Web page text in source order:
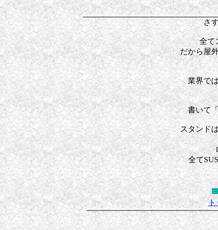
さ
全て
だから屋
業界で
書いて
スタンド
全て
ト